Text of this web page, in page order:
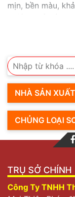
mịn, bền màu,
tìm
NHÀ SẢN
CHỦNG LOẠI
TRỤ SỞ CHÍNH
Công Ty TNHH